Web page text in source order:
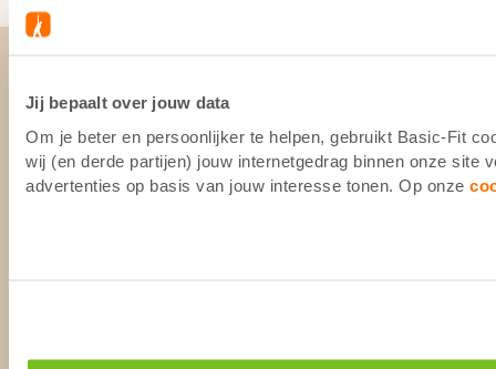
Jij bepaalt over jouw data
Om je beter en persoonlijker te helpen, gebruikt Basic-Fit
wij (en derde partijen) jouw internetgedrag binnen onze site
advertenties op basis van jouw interesse tonen. Op onze